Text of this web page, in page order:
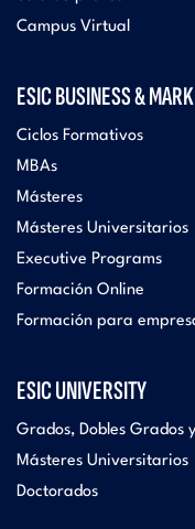
Campus Virtual
ESIC BUSINESS &
Ciclos Formativos
MBAs
Másteres
Másteres Universitarios
Executive Programs
Formación Online
Formación para
ESIC UNIVERSITY
Grados, Dobles Grados
Másteres Universitarios
Doctorados